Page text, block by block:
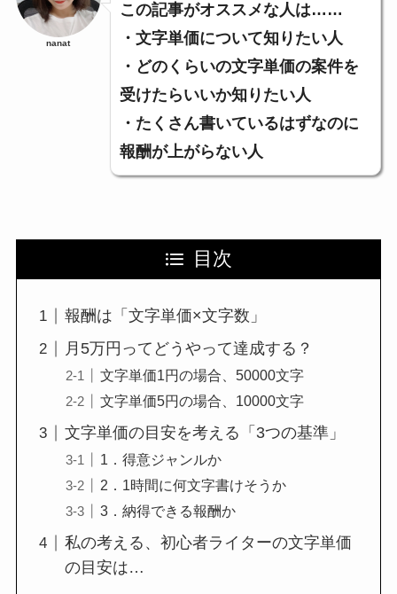
nanat
この記事がオススメな人は……
・文字単価について知りたい人
・どのくらいの文字単価の案件を
受けたらいいか知りたい人
・たくさん書いているはずなのに
報酬が上がらない人
目次
報酬は「文字単価×文字数」
月5万円ってどうやって達成する？
文字単価1円の場合、50000文字
文字単価5円の場合、10000文字
文字単価の目安を考える「3つの基準」
1．得意ジャンルか
2．1時間に何文字書けそうか
3．納得できる報酬か
私の考える、初心者ライターの文字単価
の目安は…